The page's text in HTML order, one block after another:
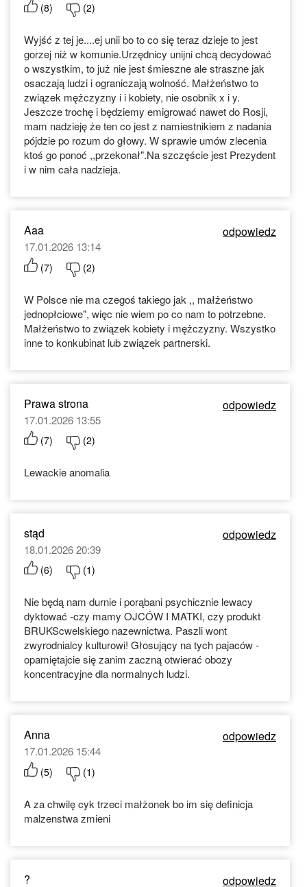
(8) (2)
Wyjść z tej je....ej unii bo to co się teraz dzieje to jest
gorzej niż w komunie.Urzędnicy unijni chcą decydować
o wszystkim, to już nie jest śmieszne ale straszne jak
osaczają ludzi i ograniczają wolność. Małżeństwo to
związek mężczyzny i i kobiety, nie osobnik x i y.
Jeszcze trochę i będziemy emigrować nawet do Rosji,
mam nadzieję że ten co jest z namiestnikiem z nadania
pójdzie po rozum do głowy. W sprawie umów zlecenia
ktoś go ponoć ,,przekonał".Na szczęście jest Prezydent
i w nim cała nadzieja.
Aaa odpowiedz
17.01.2026 13:14
(7) (2)
W Polsce nie ma czegoś takiego jak ,, małżeństwo
jednopłciowe", więc nie wiem po co nam to potrzebne.
Małżeństwo to związek kobiety i mężczyzny. Wszystko
inne to konkubinat lub związek partnerski.
Prawa strona odpowiedz
17.01.2026 13:55
(7) (2)
Lewackie anomalia
stąd odpowiedz
18.01.2026 20:39
(6) (1)
Nie będą nam durnie i porąbani psychicznie lewacy
dyktować -czy mamy OJCÓW I MATKI, czy produkt
BRUKScwelskiego nazewnictwa. Paszli wont
zwyrodnialcy kulturowi! Głosujący na tych pajaców -
opamiętajcie się zanim zaczną otwierać obozy
koncentracyjne dla normalnych ludzi.
Anna odpowiedz
17.01.2026 15:44
(5) (1)
A za chwilę cyk trzeci małżonek bo im się definicja
malzenstwa zmieni
? odpowiedz